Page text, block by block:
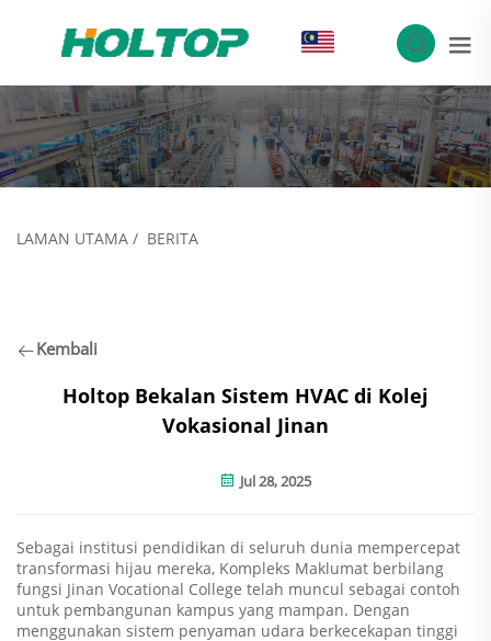
LAMAN UTAMA / BERITA
Kembali
Holtop Bekalan Sistem HVAC di Kolej
Vokasional Jinan
Jul 28, 2025
Sebagai institusi pendidikan di seluruh dunia mempercepat
transformasi hijau mereka, Kompleks Maklumat berbilang
fungsi Jinan Vocational College telah muncul sebagai contoh
untuk pembangunan kampus yang mampan. Dengan
menggunakan sistem penyaman udara berkecekapan tinggi